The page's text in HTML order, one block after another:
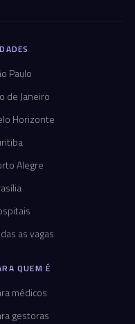
Paulo
de Janeiro
Horizonte
Alegre
as vagas
QUEM É
médicos
gestoras